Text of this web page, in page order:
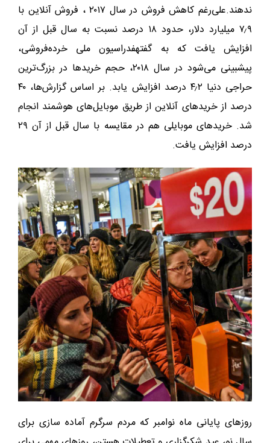
ندهند.علی‌رغم کاهش فروش در سال ۲۰۱۷ ، فروش آنلاین با
۷٫۹ میلیارد دلار، حدود ۱۸ درصد نسبت به سال قبل از آن
افزایش یافت که به گفتهفدراسیون ملی خرده‌فروشی،
پیش‎بینی می‌شود در سال ۲۰۱۸، حجم خریدها در بزرگ‌ترین
حراجی دنیا ۴٫۲ درصد افزایش یابد. بر اساس گزارش‌ها، ۴۰
درصد از خریدهای آنلاین از طریق موبایل‌های هوشمند انجام
شد. خریدهای موبایلی هم در مقایسه با سال قبل از آن ۲۹
درصد افزایش یافت.
روزهای پایانی ماه نوامبر که مردم سرگرم آماده سازی برای